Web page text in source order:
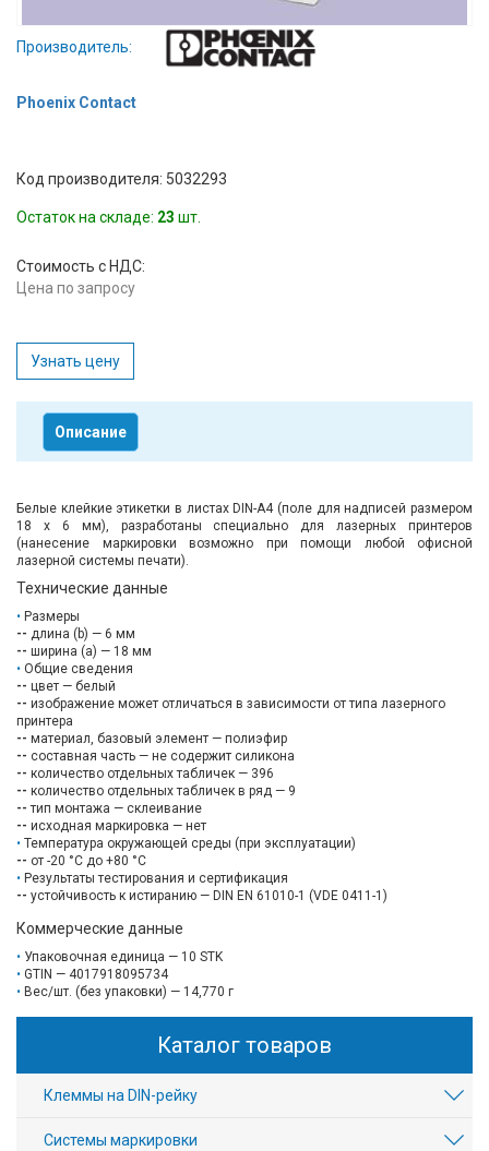
Производители
Тех.
поддержка
Блог
Производитель:
Phoenix Contact
Код производителя: 5032293
Остаток на складе: 23 шт.
Стоимость с НДС:
Цена по запросу
Узнать цену
Описание
Белые клейкие этикетки в листах DIN-A4 (поле для надписей размером
18 х 6 мм), разработаны специально для лазерных принтеров
(нанесение маркировки возможно при помощи любой офисной
лазерной системы печати).
Технические данные
Размеры
-- длина (b) — 6 мм
-- ширина (a) — 18 мм
Общие сведения
-- цвет — белый
-- изображение может отличаться в зависимости от типа лазерного
принтера
-- материал, базовый элемент — полиэфир
-- составная часть — не содержит силикона
-- количество отдельных табличек — 396
-- количество отдельных табличек в ряд — 9
-- тип монтажа — склеивание
-- исходная маркировка — нет
Температура окружающей среды (при эксплуатации)
-- от -20 °C до +80 °C
Результаты тестирования и сертификация
-- устойчивость к истиранию — DIN EN 61010-1 (VDE 0411-1)
Коммерческие данные
Упаковочная единица — 10 STK
GTIN — 4017918095734
Вес/шт. (без упаковки) — 14,770 г
Каталог товаров
Клеммы на DIN-рейку
Системы маркировки